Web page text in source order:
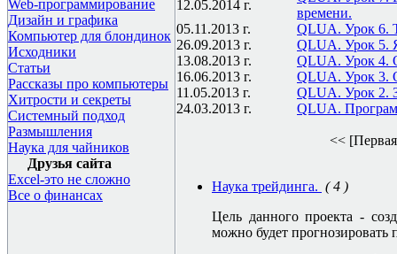
Web-программирование
Дизайн и графика
Компьютер для блондинок
Исходники
Статьи
Рассказы про компьютеры
Хитрости и секреты
Системный подход
Размышления
Наука для чайников
Друзья сайта
Excel-это не сложно
Все о финансах
12.05.2014 г.
времени.
05.11.2013 г.
QLUA. Урок 6.
26.09.2013 г.
QLUA. Урок 5.
13.08.2013 г.
QLUA. Урок 4.
16.06.2013 г.
QLUA. Урок 3.
11.05.2013 г.
QLUA. Урок 2.
24.03.2013 г.
QLUA.
<<
Наука трейдинга. ( 4 )
Цель данного проекта -
можно будет